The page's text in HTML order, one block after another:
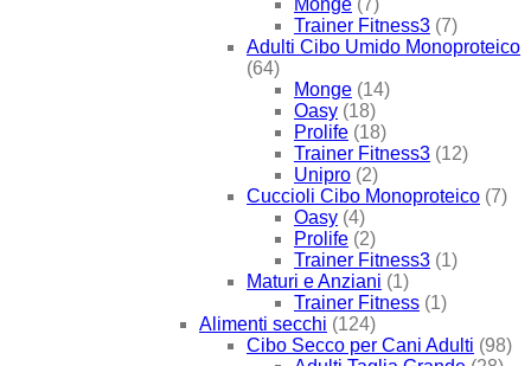
Monge (7)
Trainer Fitness3 (7)
Adulti Cibo Umido Monoproteico
(64)
Monge (14)
Oasy (18)
Prolife (18)
Trainer Fitness3 (12)
Unipro (2)
Cuccioli Cibo Monoproteico (7)
Oasy (4)
Prolife (2)
Trainer Fitness3 (1)
Maturi e Anziani (1)
Trainer Fitness (1)
Alimenti secchi (124)
Cibo Secco per Cani Adulti (98)